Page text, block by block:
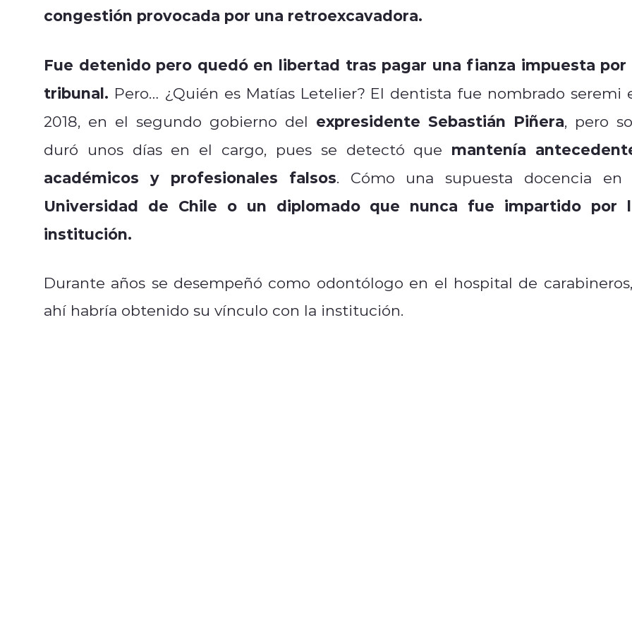
congestión provocada por una retroexcavadora.
Fue detenido pero quedó en libertad tras pagar una fianza impuesta por
tribunal. Pero… ¿Quién es Matías Letelier? El dentista fue nombrado seremi
2018, en el segundo gobierno del expresidente Sebastián Piñera, pero
duró unos días en el cargo, pues se detectó que mantenía
académicos y profesionales falsos. Cómo una supuesta docencia en
Universidad de Chile o un diplomado que nunca fue impartido por
institución.
Durante años se desempeñó como odontólogo en el hospital de
ahí habría obtenido su vínculo con la institución.